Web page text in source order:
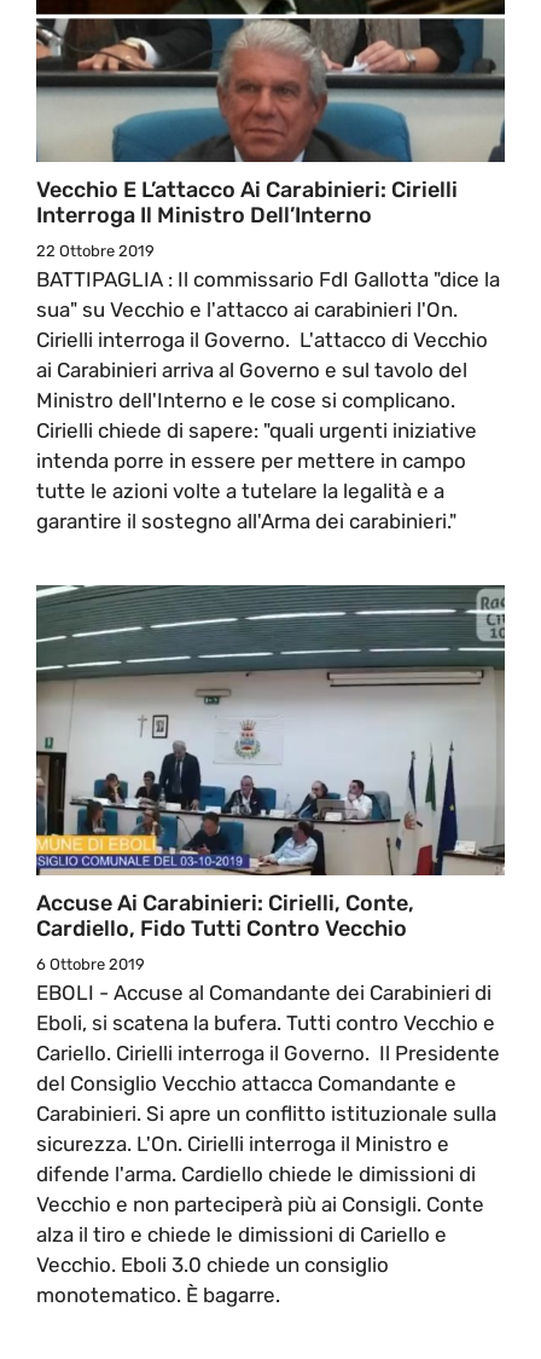
Vecchio E L’attacco Ai Carabinieri: Cirielli
Interroga Il Ministro Dell’Interno
22 Ottobre 2019
BATTIPAGLIA : Il commissario FdI Gallotta "dice la
sua" su Vecchio e l'attacco ai carabinieri l'On.
Cirielli interroga il Governo. L'attacco di Vecchio
ai Carabinieri arriva al Governo e sul tavolo del
Ministro dell'Interno e le cose si complicano.
Cirielli chiede di sapere: "quali urgenti iniziative
intenda porre in essere per mettere in campo
tutte le azioni volte a tutelare la legalità e a
garantire il sostegno all'Arma dei carabinieri."
Accuse Ai Carabinieri: Cirielli, Conte,
Cardiello, Fido Tutti Contro Vecchio
6 Ottobre 2019
EBOLI - Accuse al Comandante dei Carabinieri di
Eboli, si scatena la bufera. Tutti contro Vecchio e
Cariello. Cirielli interroga il Governo. Il Presidente
del Consiglio Vecchio attacca Comandante e
Carabinieri. Si apre un conflitto istituzionale sulla
sicurezza. L'On. Cirielli interroga il Ministro e
difende l'arma. Cardiello chiede le dimissioni di
Vecchio e non parteciperà più ai Consigli. Conte
alza il tiro e chiede le dimissioni di Cariello e
Vecchio. Eboli 3.0 chiede un consiglio
monotematico. È bagarre.